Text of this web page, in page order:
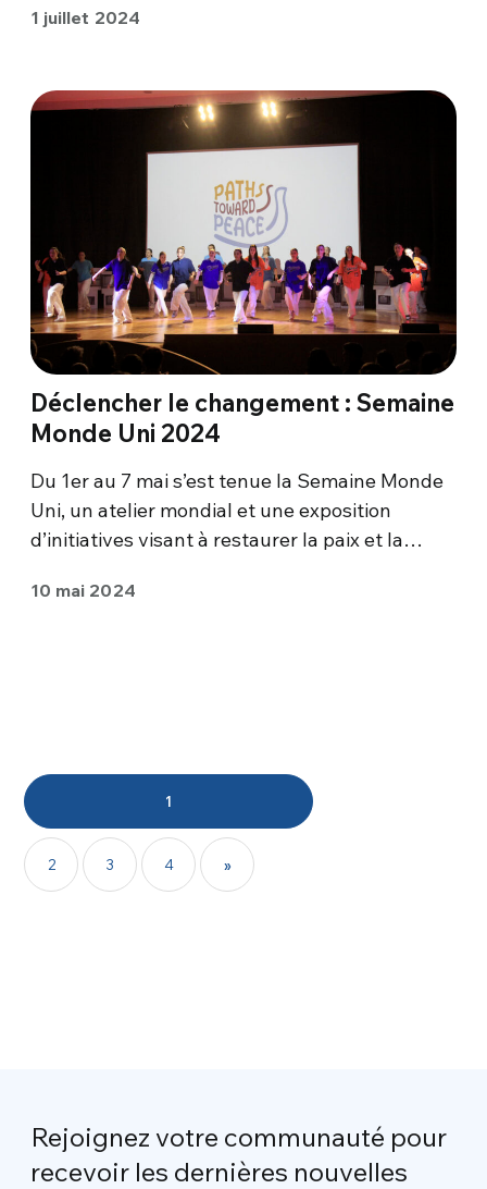
1 juillet 2024
Déclencher le changement : Semaine
Monde Uni 2024
Du 1er au 7 mai s’est tenue la Semaine Monde
Uni, un atelier mondial et une exposition
d’initiatives visant à restaurer la paix et la…
10 mai 2024
1
2 3 4 »
Rejoignez votre communauté pour
recevoir les dernières nouvelles